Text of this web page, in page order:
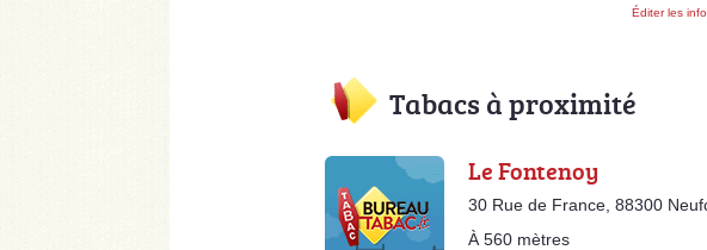
Éditer les
Tabacs à proximité
Le Fontenoy
30 Rue de France, 88300
À 560 mètres